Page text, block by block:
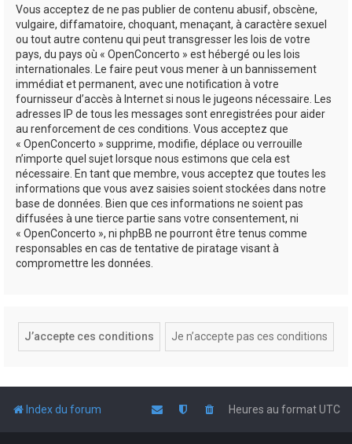
Vous acceptez de ne pas publier de contenu abusif, obscène,
vulgaire, diffamatoire, choquant, menaçant, à caractère sexuel
ou tout autre contenu qui peut transgresser les lois de votre
pays, du pays où « OpenConcerto » est hébergé ou les lois
internationales. Le faire peut vous mener à un bannissement
immédiat et permanent, avec une notification à votre
fournisseur d’accès à Internet si nous le jugeons nécessaire. Les
adresses IP de tous les messages sont enregistrées pour aider
au renforcement de ces conditions. Vous acceptez que
« OpenConcerto » supprime, modifie, déplace ou verrouille
n’importe quel sujet lorsque nous estimons que cela est
nécessaire. En tant que membre, vous acceptez que toutes les
informations que vous avez saisies soient stockées dans notre
base de données. Bien que ces informations ne soient pas
diffusées à une tierce partie sans votre consentement, ni
« OpenConcerto », ni phpBB ne pourront être tenus comme
responsables en cas de tentative de piratage visant à
compromettre les données.
Index du forum Heures au formatUTC